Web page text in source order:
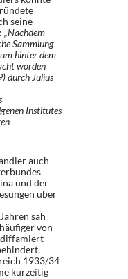
seine
„Nachdem
Sammlung
hinter dem
worden
durch Julius
Institutes
auch
und der
über
sah
von
diffamiert
1933/34
kurzeitig